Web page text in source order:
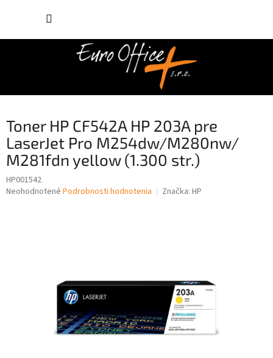
Toner HP CF542A HP 203A pre
LaserJet Pro M254dw/M280nw/
M281fdn yellow (1.300 str.)
HP001542
Priemerné
Neohodnotené Podrobnosti hodnotenia Značka: HP